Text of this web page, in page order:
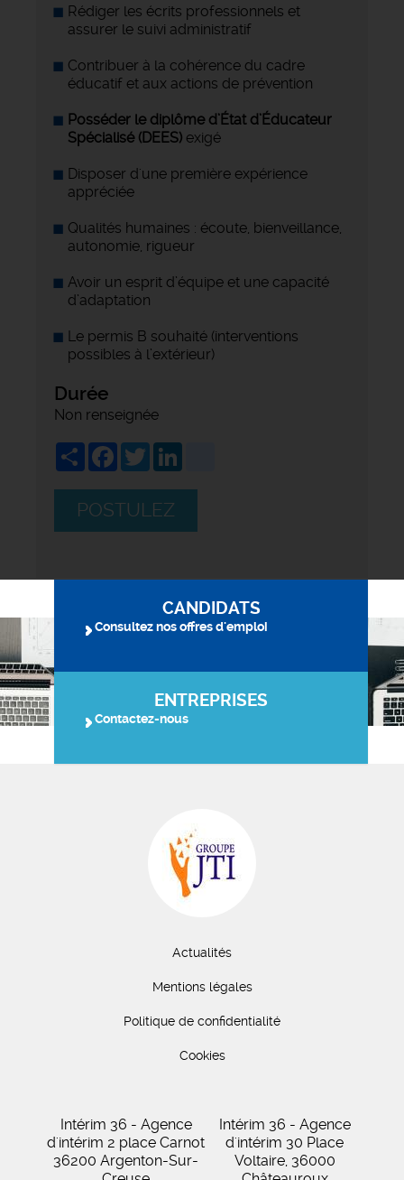
Rédiger les écrits professionnels et
assurer le suivi administratif
Contribuer à la cohérence du cadre
éducatif et aux actions de prévention
Posséder le diplôme d’État d’Éducateur
Spécialisé (DEES) exigé
Disposer d'une première expérience
appréciée
Qualités humaines : écoute, bienveillance,
autonomie, rigueur
Avoir un esprit d’équipe et une capacité
d’adaptation
Le permis B souhaité (interventions
possibles à l’extérieur)
Durée
Non renseignée
ShareFacebook
Twitter
POSTULEZ
CANDIDATS
Consultez nos offres d'emploi
ENTREPRISES
Contactez-nous
Actualités
Mentions légales
Politique de confidentialité
Cookies
Intérim 36 - Agence
d'intérim 2 place Carnot
36200 Argenton-Sur-
Intérim 36 - Agence
d'intérim 30 Place
Voltaire, 36000